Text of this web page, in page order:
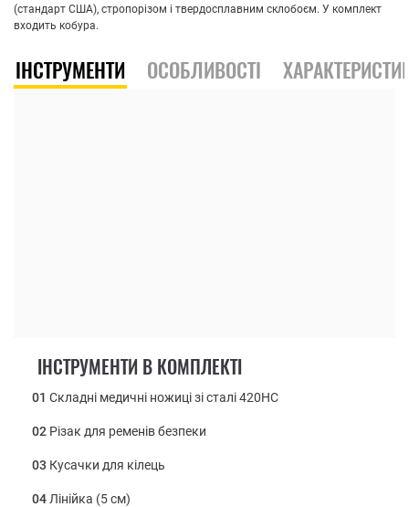
(стандарт США), стропорізом і твердосплавним склобоєм. У комплект
входить кобура.
ІНСТРУМЕНТИ ОСОБЛИВОСТІ
ІНСТРУМЕНТИ В КОМПЛЕКТІ
01 Складні медичні ножиці зі сталі 420НС
02 Різак для ременів безпеки
03 Кусачки для кілець
04 Лінійка (5 см)